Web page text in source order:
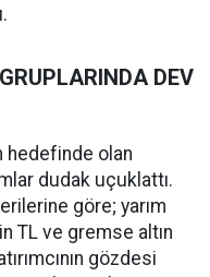
DEV
hedefinde olan
dudak uçuklattı.
göre; yarım
TL ve gremse altın
gözdesi